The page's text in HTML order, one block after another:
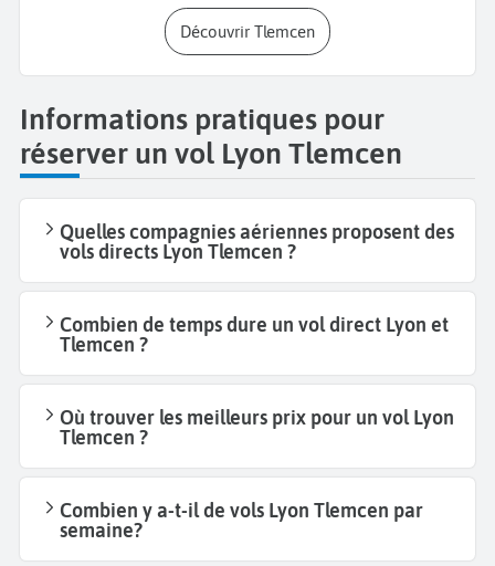
Découvrir Tlemcen
Informations pratiques pour
réserver un vol Lyon Tlemcen
Quelles compagnies aériennes proposent des
vols directs Lyon Tlemcen ?
Combien de temps dure un vol direct Lyon et
Tlemcen ?
Où trouver les meilleurs prix pour un vol Lyon
Tlemcen ?
Combien y a-t-il de vols Lyon Tlemcen par
semaine?